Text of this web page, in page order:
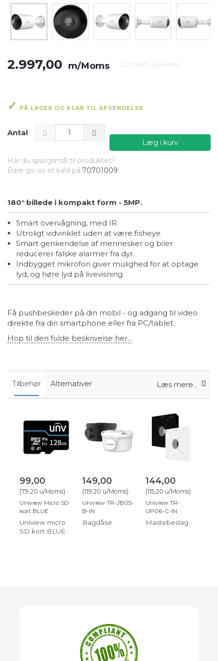
2.997,00 m/Moms (2.397,60 u/Moms)
PÅ LAGER OG KLAR TIL AFSENDELSE
Antal
Læg i kurv
Har du spørgsmål til produktet?
Bare giv os et kald på 70701009
180° billede i kompakt form - 5MP.
smart overvågning, med IR.
utroligt vidvinklet uden at være fisheye.
smart genkendelse af mennesker og biler
reducerer falske alarmer fra dyr.
indbygget mikrofon giver mulighed for at optage
lyd, og høre lyd på livevisning.
Få pushbeskeder på din mobil - og adgang til video
direkte fra din smartphone eller fra PC/tablet.
Hop til den fulde beskrivelse her...
Læs mere...
Tilbehør Alternativer
99,00
(79,20 u/Moms)
Uniview Micro SD
kort BLUE
Uniview micro
SD kort BLUE
149,00
(119,20 u/Moms)
Uniview TR-JB05-
B-IN
Bagdåse
144,00
(115,20 u/Moms)
Uniview TR-
UP06-C-IN
Mastebeslag